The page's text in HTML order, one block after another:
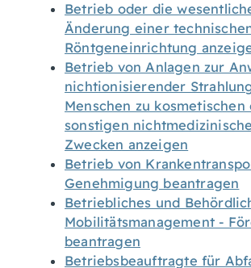
Betrieb oder die
Änderung einer
Röntgeneinrichtung
Betrieb von Anlagen zur
nichtionisierender
Menschen zu kosmetischen
sonstigen
Zwecken anzeigen
Betrieb von
Genehmigung beantragen
Betriebliches und
Mobilitätsmanagement -
beantragen
Betriebsbeauftragte für